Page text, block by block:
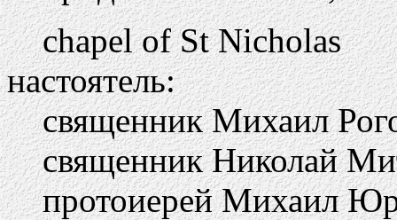
chapel of St Nicholas
настоятель:
священник Михаил
священник Николай
протоиерей Михаил